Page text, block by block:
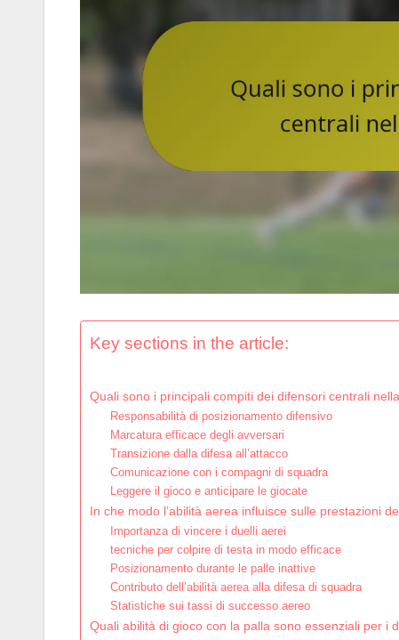
Key sections in the article:
Quali sono i principali compiti dei difensori centrali
Responsabilità di posizionamento difensivo
Marcatura efficace degli avversari
Transizione dalla difesa all’attacco
Comunicazione con i compagni di squadra
Leggere il gioco e anticipare le giocate
In che modo l’abilità aerea influisce sulle prestazioni
Importanza di vincere i duelli aerei
tecniche per colpire di testa in modo efficace
Posizionamento durante le palle inattive
Contributo dell’abilità aerea alla difesa di squadra
Statistiche sui tassi di successo aereo
Quali abilità di gioco con la palla sono essenziali per i